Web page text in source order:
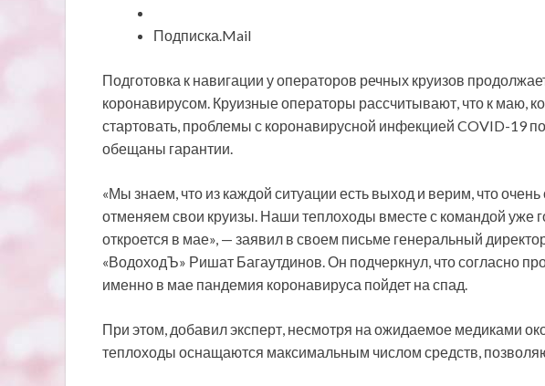
Подписка.Mail
Подготовка к навигации у операторов речных круизов
коронавирусом. Круизные операторы рассчитывают, что к маю,
стартовать, проблемы с коронавирусной инфекцией COVID-19
обещаны гарантии.
«Мы знаем, что из каждой ситуации есть выход и верим, что
отменяем свои круизы. Наши теплоходы вместе с командой уже
откроется в мае», — заявил в своем письме генеральный
«ВодоходЪ» Ришат Багаутдинов. Он подчеркнул, что согласно
именно в мае пандемия коронавируса пойдет на спад.
При этом, добавил эксперт, несмотря на ожидаемое медиками
теплоходы оснащаются максимальным числом средств,